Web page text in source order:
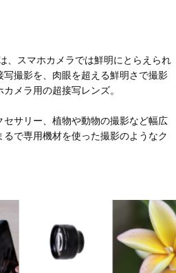
、スマホカメラでは鮮明にとらえられ
撮影を、肉眼を超える鮮明さで撮影
メラ用の超接写レンズ。
サリー、植物や動物の撮影など幅広
で専用機材を使った撮影のようなク